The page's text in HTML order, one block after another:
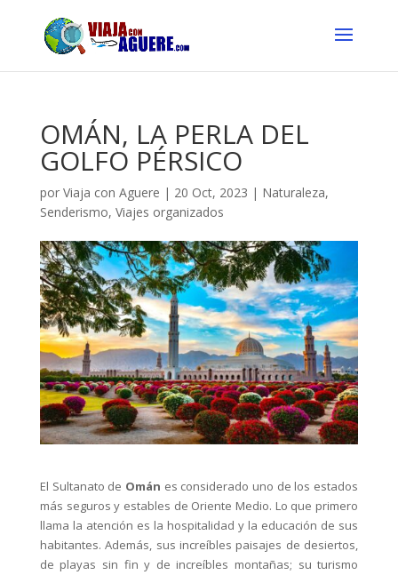
OMÁN, LA PERLA DEL
GOLFO PÉRSICO
por Viaja con Aguere | 20 Oct, 2023 | Naturaleza,
Senderismo, Viajes organizados
El Sultanato de Omán es considerado uno de los estados
más seguros y estables de Oriente Medio. Lo que primero
llama la atención es la hospitalidad y la educación de sus
habitantes. Además, sus increíbles paisajes de desiertos,
de playas sin fin y de increíbles montañas; su turismo